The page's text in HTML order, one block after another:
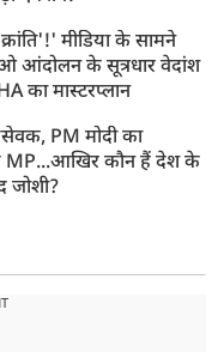
मीडिया के सामने
आंदोलन के सूत्रधार वेदांश
का मास्टरप्लान
PM मोदी का
MP...आखिर कौन हैं देश के
जोशी?